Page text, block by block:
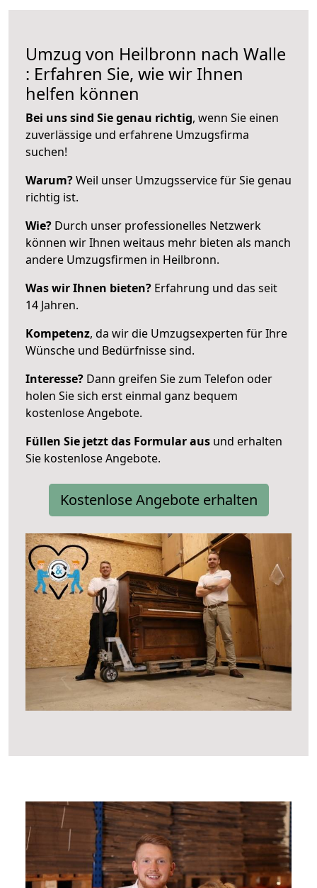
Umzug von Heilbronn nach Walle
: Erfahren Sie, wie wir Ihnen
helfen können
Bei uns sind Sie genau richtig, wenn Sie einen
zuverlässige und erfahrene Umzugsfirma
suchen!
Warum?Weil unser Umzugsservice für Sie genau
richtig ist.
Wie? Durch unser professionelles Netzwerk
können wir Ihnen weitaus mehr bieten als manch
andere Umzugsfirmen in Heilbronn.
Was wir Ihnen bieten? Erfahrung und das seit
14 Jahren.
Kompetenz, da wir die Umzugsexperten für Ihre
Wünsche und Bedürfnisse sind.
Interesse? Dann greifen Sie zum Telefon oder
holen Sie sich erst einmal ganz bequem
kostenlose Angebote.
Füllen Sie jetzt das Formular aus und erhalten
Sie kostenlose Angebote.
Kostenlose Angebote erhalten